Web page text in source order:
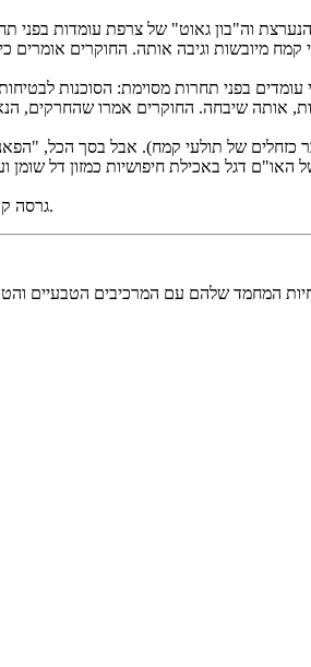
בישול בסן פרנסיסקו, 18 בפברואר 2015. התזונה הים תיכונית
מיובשות וגיבה אותה. החוקרים
אותה שיבחה. החוקרים אמרו שהחרקים,
פרו-פגם כמו האו"ם. בשנת 2013, ארגון המזון והחקלאות של האו"ם
גרסה קודמת של הסיפור הזה תיקנה את שמו של ארגון המזון והחקלאות של האו"ם.